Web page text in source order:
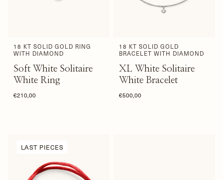
18 KT SOLID GOLD RING
WITH DIAMOND
Soft White Solitaire
White Ring
€210,00
18 KT SOLID GOLD
BRACELET WITH DIAMOND
XL White Solitaire
White Bracelet
€500,00
LAST PIECES